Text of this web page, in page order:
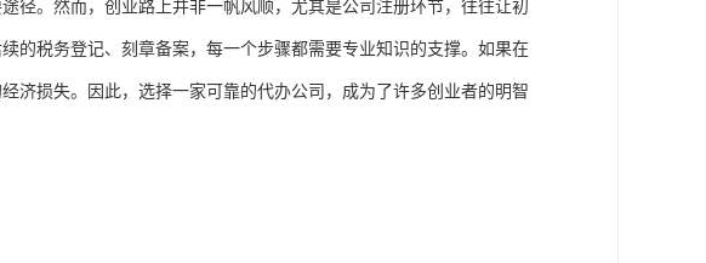
径。然而，创业路上并非一帆风顺，尤其是公司注册环节，往往让初
的税务登记、刻章备案，每一个步骤都需要专业知识的支撑。如果在
济损失。因此，选择一家可靠的代办公司，成为了许多创业者的明智